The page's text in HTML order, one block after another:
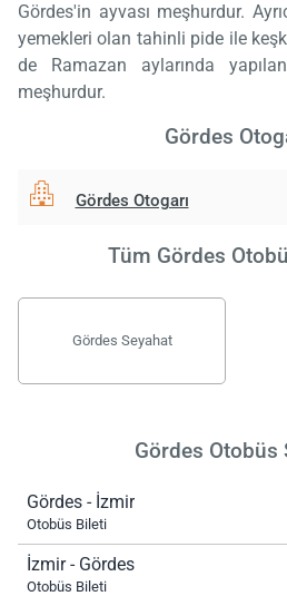
Gördes'in ayvası meşhurdur.
yemekleri olan tahinli pide ile
de Ramazan aylarında
meşhurdur.
Gördes
Gördes Otogarı
Tüm Gördes
Gördes Seyahat
Gördes Otobüs
Gördes - İzmir
Otobüs Bileti
İzmir - Gördes
Otobüs Bileti